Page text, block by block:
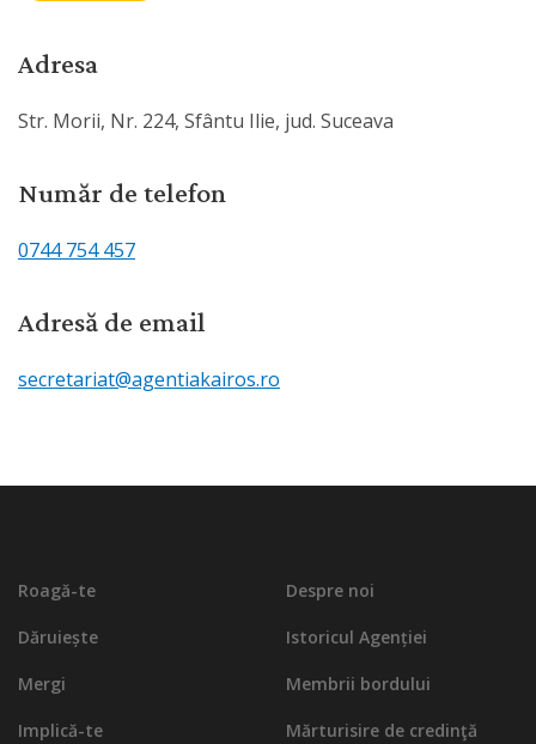
Adresa
Str. Morii, Nr. 224, Sfântu Ilie, jud. Suceava
Număr de telefon
0744 754 457
Adresă de email
secretariat@agentiakairos.ro
Roagă-te
Dăruiește
Mergi
Implică-te
Despre noi
Istoricul Agenției
Membrii bordului
Mărturisire de credinţă